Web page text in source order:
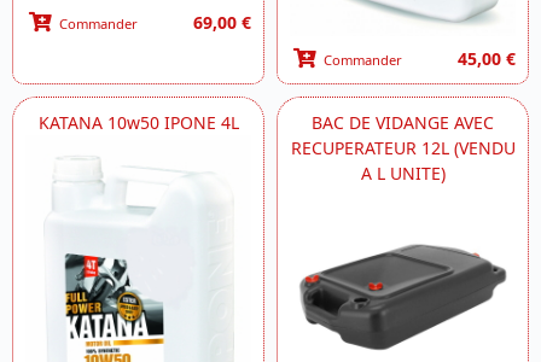
Commander 69,00 €
Commander 45,00 €
KATANA 10w50 IPONE 4L
BAC DE VIDANGE AVEC
RECUPERATEUR 12L (VENDU
A L UNITE)